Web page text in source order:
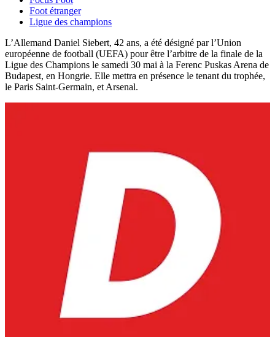
Foot étranger
Ligue des champions
L’Allemand Daniel Siebert, 42 ans, a été désigné par l’Union
européenne de football (UEFA) pour être l’arbitre de la finale de la
Ligue des Champions le samedi 30 mai à la Ferenc Puskas Arena de
Budapest, en Hongrie. Elle mettra en présence le tenant du trophée,
le Paris Saint-Germain, et Arsenal.